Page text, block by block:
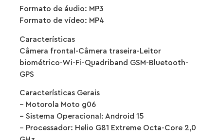
Formato de áudio: MP3
Formato de vídeo: MP4
Características
Câmera frontal-Câmera traseira-Leitor
biométrico-Wi-Fi-Quadriband GSM-Bluetooth-
GPS
Características Gerais
– Motorola Moto g06
– Sistema Operacional: Android 15
– Processador: Helio G81 Extreme Octa-Core 2,0